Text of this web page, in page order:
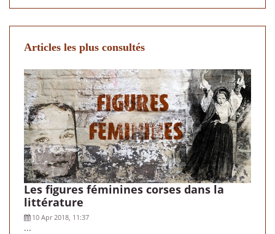
Articles les plus consultés
Les figures féminines corses dans la
littérature
10 Apr 2018, 11:37
...